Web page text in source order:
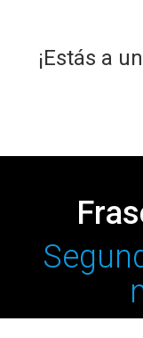
¡Estás a